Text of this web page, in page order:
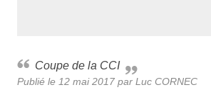
Coupe de la CCI
Publié le 12 mai 2017 par Luc CORNEC